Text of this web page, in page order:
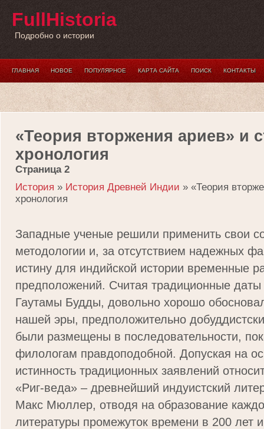
FullHistoria
Подробно о истории
ГЛАВНАЯ НОВОЕ ПОПУЛЯРНОЕ КАРТА САЙТА ПОИСК КОНТАКТЫ
«Теория вторжения ариев» и
хронология
Страница 2
История » История Древней Индии » «Теория
хронология
Западные ученые решили применить свои
методологии и, за отсутствием надежных
истину для индийской истории временные
предположений. Считая традиционные
Гаутамы Будды, довольно хорошо
нашей эры, предположительно
были размещены в последовательности,
филологам правдоподобной. Допуская на
истинность традиционных заявлений
«Риг-веда» – древнейший индуистский
Макс Мюллер, отводя на образование
литературы промежуток времени в 200 лет